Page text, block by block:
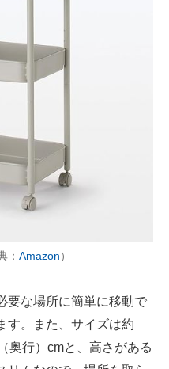
： Amazon）
要な場所に簡単に移動で
す。また、サイズは約
奥行）cmと、高さがある